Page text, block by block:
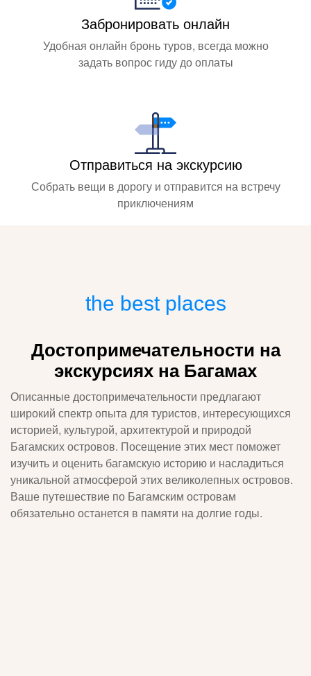
Забронировать онлайн
Удобная онлайн бронь туров, всегда можно
задать вопрос гиду до оплаты
Отправиться на экскурсию
Собрать вещи в дорогу и отправится на встречу
приключениям
the best places
Достопримечательности на
экскурсиях на Багамах
Описанные достопримечательности предлагают
широкий спектр опыта для туристов, интересующихся
историей, культурой, архитектурой и природой
Багамских островов. Посещение этих мест поможет
изучить и оценить багамскую историю и насладиться
уникальной атмосферой этих великолепных островов.
Ваше путешествие по Багамским островам
обязательно останется в памяти на долгие годы.